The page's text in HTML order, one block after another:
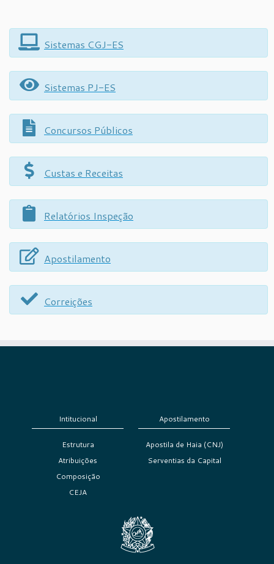
Sistemas CGJ-ES
Sistemas PJ-ES
Concursos Públicos
Custas e Receitas
Relatórios Inspeção
Apostilamento
Correições
Intitucional
Estrutura
Atribuições
Composição
CEJA
Apostilamento
Apostila de Haia (CNJ)
Serventias da Capital